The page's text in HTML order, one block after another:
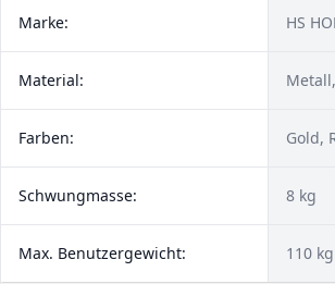
Marke: HS
Material:
Farben: Gold,
Schwungmasse: 8 kg
Max. Benutzergewicht: 110 kg